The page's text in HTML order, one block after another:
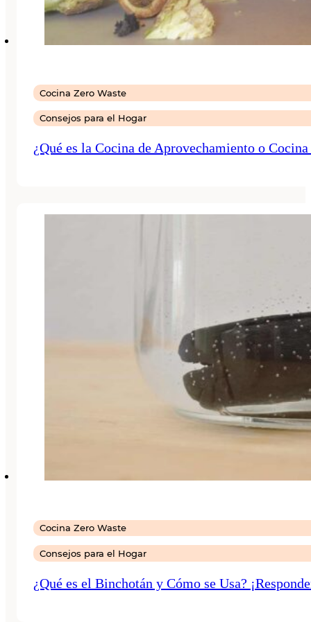
Cocina Zero Waste
Consejos para el Hogar
¿Qué es la Cocina de Aprovechamiento o
Cocina Zero Waste
Consejos para el Hogar
¿Qué es el Binchotán y Cómo se Usa?